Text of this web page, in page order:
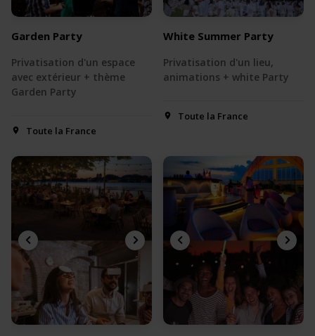
Garden Party
Privatisation d'un espace
avec extérieur + thème
Garden Party
Toute la France
White Summer Party
Privatisation d'un lieu,
animations + white Party
Toute la France